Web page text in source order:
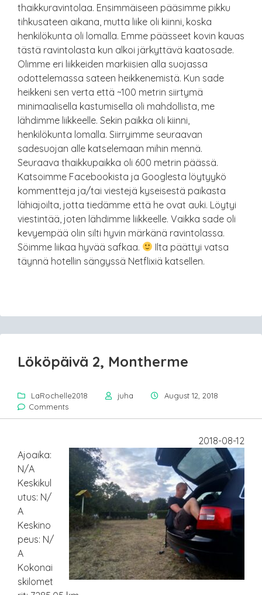
thaikkuravintolaa. Ensimmäiseen pääsimme pikku
tihkusateen aikana, mutta liike oli kiinni, koska
henkilökunta oli lomalla. Emme päässeet kovin kauas
tästä ravintolasta kun alkoi järkyttävä kaatosade.
Olimme eri liikkeiden markiisien alla suojassa
odottelemassa sateen heikkenemistä. Kun sade
heikkeni sen verta että ~100 metrin siirtymä
minimaalisella kastumisella oli mahdollista, me
lähdimme liikkeelle. Sekin paikka oli kiinni,
henkilökunta lomalla. Siirryimme seuraavan
sadesuojan alle katselemaan mihin mennä.
Seuraava thaikkupaikka oli 600 metrin päässä.
Katsoimme Facebookista ja Googlesta löytyykö
kommentteja ja/tai viestejä kyseisestä paikasta
lähiajoilta, jotta tiedämme että he ovat auki. Löytyi
viestintää, joten lähdimme liikkeelle. Vaikka sade oli
kevyempää olin silti hyvin märkänä ravintolassa.
Söimme liikaa hyvää safkaa.
Ilta päättyi vatsa
täynnä hotellin sängyssä Netflixiä katsellen.
Lököpäivä 2, Montherme
LaRochelle2018 juha
August 12, 2018
Comments
2018-08-12
Ajoaika:
N/A
Keskikul
utus: N/
A
Keskino
peus: N/
A
Kokonai
skilomet